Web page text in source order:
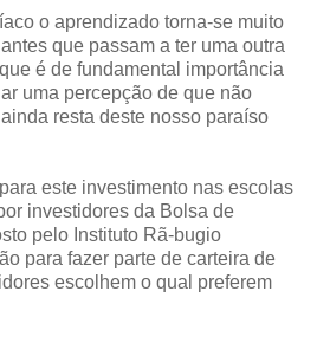
o aprendizado torna-se muito
que passam a ter uma outra
é de fundamental importância
uma percepção de que não
resta deste nosso paraíso
este investimento nas escolas
investidores da Bolsa de
pelo Instituto Rã-bugio
para fazer parte de carteira de
escolhem o qual preferem